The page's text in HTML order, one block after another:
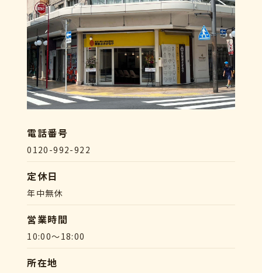
電話番号
0120-992-922
定休日
年中無休
営業時間
10:00～18:00
所在地